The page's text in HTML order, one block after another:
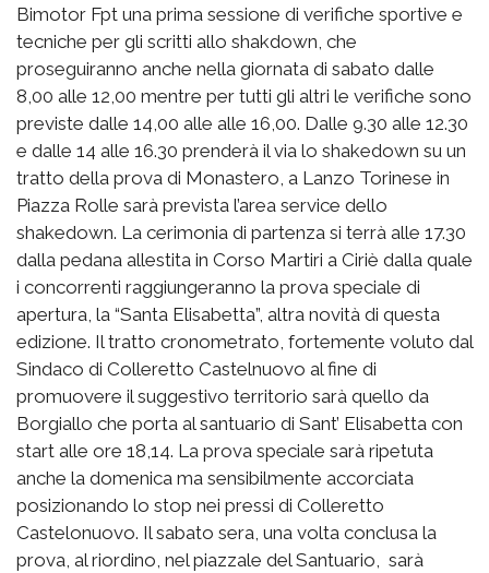
Bimotor Fpt una prima sessione di verifiche sportive e
tecniche per gli scritti allo shakdown, che
proseguiranno anche nella giornata di sabato dalle
8,00 alle 12,00 mentre per tutti gli altri le verifiche sono
previste dalle 14,00 alle alle 16,00. Dalle 9.30 alle 12.30
e dalle 14 alle 16.30 prenderà il via lo shakedown su un
tratto della prova di Monastero, a Lanzo Torinese in
Piazza Rolle sarà prevista l’area service dello
shakedown. La cerimonia di partenza si terrà alle 17.30
dalla pedana allestita in Corso Martiri a Ciriè dalla quale
i concorrenti raggiungeranno la prova speciale di
apertura, la “Santa Elisabetta”, altra novità di questa
edizione. Il tratto cronometrato, fortemente voluto dal
Sindaco di Colleretto Castelnuovo al fine di
promuovere il suggestivo territorio sarà quello da
Borgiallo che porta al santuario di Sant’ Elisabetta con
start alle ore 18,14. La prova speciale sarà ripetuta
anche la domenica ma sensibilmente accorciata
posizionando lo stop nei pressi di Colleretto
Castelonuovo. Il sabato sera, una volta conclusa la
prova, al riordino, nel piazzale del Santuario, sarà